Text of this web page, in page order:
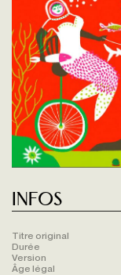
Infos
Titre original
Durée
Version
Âge légal